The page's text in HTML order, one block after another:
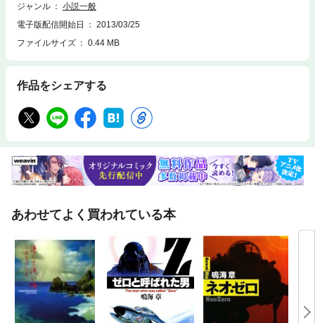
ジャンル
小説一般
電子版配信開始日
2013/03/25
ファイルサイズ
0.44 MB
作品をシェアする
あわせてよく買われている本